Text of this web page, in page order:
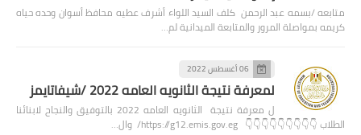
متابعه /بسمه عبد الرحمن كلف السيد اللواء أشرف عطيه محافظ أسوان وحده حياه
كريمه بمواصلة المرور والمتابعة الميدانية لم…
06 أغسطس 2022
لمعرفة نتيجة الثانويه العامه 2022 /شيفاتايمز
ل معرفة نتيجة الثانويه العامه 2022 بالتوفيق والنجاح لابنائنا
الطلاب 👇👇👇👇👇👇👇👇👇 https://g12.emis.gov.eg/ وال…